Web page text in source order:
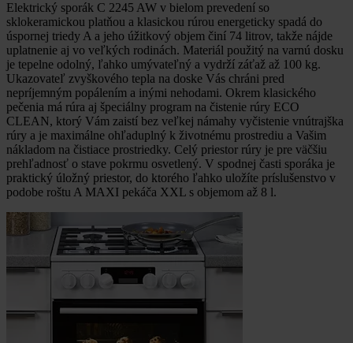
Elektrický sporák C 2245 AW v bielom prevedení so
sklokeramickou platňou a klasickou rúrou energeticky spadá do
úspornej triedy A a jeho úžitkový objem činí 74 litrov, takže nájde
uplatnenie aj vo veľkých rodinách. Materiál použitý na varnú dosku
je tepelne odolný, ľahko umývateľný a vydrží záťaž až 100 kg.
Ukazovateľ zvyškového tepla na doske Vás chráni pred
nepríjemným popálením a inými nehodami. Okrem klasického
pečenia má rúra aj špeciálny program na čistenie rúry ECO
CLEAN, ktorý Vám zaistí bez veľkej námahy vyčistenie vnútrajška
rúry a je maximálne ohľaduplný k životnému prostrediu a Vašim
nákladom na čistiace prostriedky. Celý priestor rúry je pre väčšiu
prehľadnosť o stave pokrmu osvetlený. V spodnej časti sporáka je
praktický úložný priestor, do ktorého ľahko uložíte príslušenstvo v
podobe roštu A MAXI pekáča XXL s objemom až 8 l.